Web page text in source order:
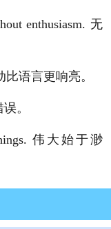
enthusiasm. 无
比语言更响亮。
。
伟大始于渺